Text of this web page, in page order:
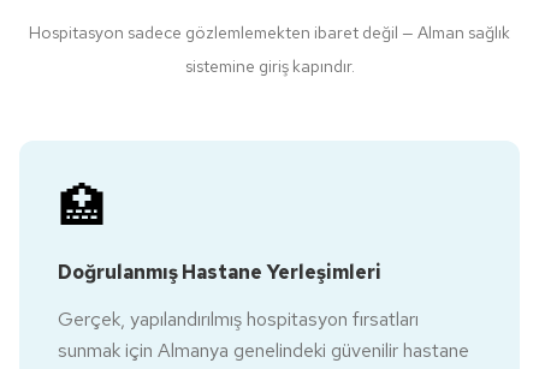
Hospitasyon sadece gözlemlemekten ibaret değil — Alman sağlık
sistemine giriş kapındır.
🏥
Doğrulanmış Hastane Yerleşimleri
Gerçek, yapılandırılmış hospitasyon fırsatları
sunmak için Almanya genelindeki güvenilir hastane